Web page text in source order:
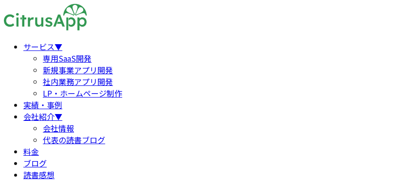
サービス▼
専用SaaS開発
新規事業アプリ開発
社内業務アプリ開発
LP・ホームページ制作
実績・事例
会社紹介▼
会社情報
代表の読書ブログ
料金
ブログ
読書感想